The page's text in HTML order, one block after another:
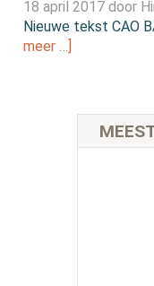
18 april 2017 door
Nieuwe tekst CAO
meer …]